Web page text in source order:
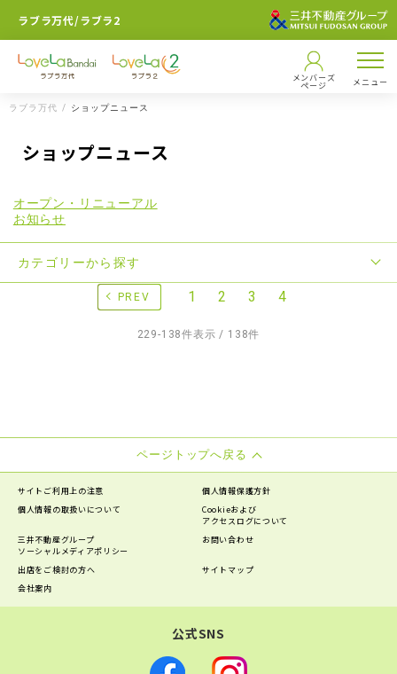
ラブラ万代/ラブラ2
メンバーズ
ページ メニュー
ラブラ万代 ショップニュース
ショップニュース
オープン・リニューアル
お知らせ
カテゴリーから探す
PREV 1 2 3 4
229-138件表示 / 138件
ページトップへ戻る
サイトご利用上の注意
個人情報保護方針
個人情報の取扱いについて
Cookieおよび
アクセスログについて
三井不動産グループ
ソーシャルメディアポリシー
お問い合わせ
出店をご検討の方へ
サイトマップ
会社案内
公式SNS